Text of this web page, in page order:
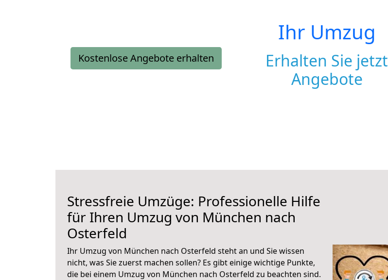
Kostenlose Angebote erhalten
Ihr Umzug
Erhalten Sie jetzt
Angebote
Stressfreie Umzüge: Professionelle Hilfe
für Ihren Umzug von München nach
Osterfeld
Ihr Umzug von München nach Osterfeld steht an und Sie wissen
nicht, was Sie zuerst machen sollen? Es gibt einige wichtige Punkte,
die bei einem Umzug von München nach Osterfeld zu beachten sind.